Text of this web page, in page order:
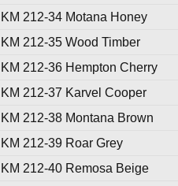
KM 212-34 Motana Honey
KM 212-35 Wood Timber
KM 212-36 Hempton Cherry
KM 212-37 Karvel Cooper
KM 212-38 Montana Brown
KM 212-39 Roar Grey
KM 212-40 Remosa Beige